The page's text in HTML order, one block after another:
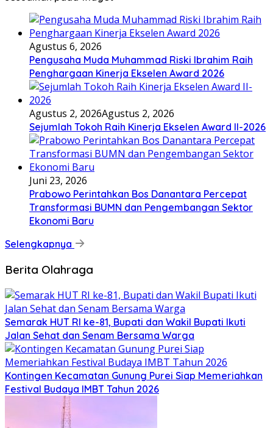
Agustus 6, 2026
Pengusaha Muda Muhammad Riski Ibrahim Raih
Penghargaan Kinerja Ekselen Award 2026
Agustus 2, 2026Agustus 2, 2026
Sejumlah Tokoh Raih Kinerja Ekselen Award II-2026
Juni 23, 2026
Prabowo Perintahkan Bos Danantara Percepat
Transformasi BUMN dan Pengembangan Sektor
Ekonomi Baru
Selengkapnya
Berita Olahraga
Semarak HUT RI ke-81, Bupati dan Wakil Bupati Ikuti
Jalan Sehat dan Senam Bersama Warga
Kontingen Kecamatan Gunung Purei Siap Memeriahkan
Festival Budaya IMBT Tahun 2026